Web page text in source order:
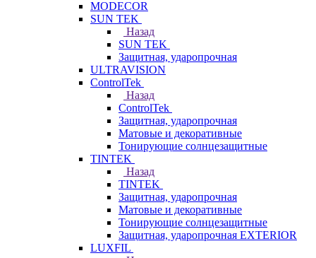
MODECOR
SUN TEK
Назад
SUN TEK
Защитная, ударопрочная
ULTRAVISION
ControlTek
Назад
ControlTek
Защитная, ударопрочная
Матовые и декоративные
Тонирующие солнцезащитные
TINTEK
Назад
TINTEK
Защитная, ударопрочная
Матовые и декоративные
Тонирующие солнцезащитные
Защитная, ударопрочная EXTERIOR
LUXFIL